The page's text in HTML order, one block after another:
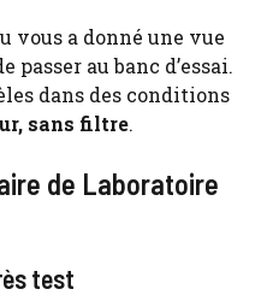
vous a donné une vue
passer au banc d’essai.
dans des conditions
sans filtre.
de Laboratoire
test